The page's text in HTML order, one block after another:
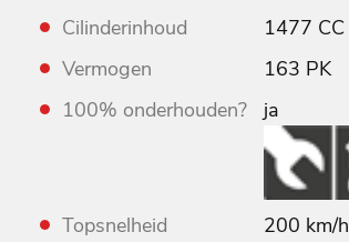
Cilinderinhoud
1477 CC
Vermogen
163 PK
100% onderhouden?
ja
Topsnelheid
200 km/h